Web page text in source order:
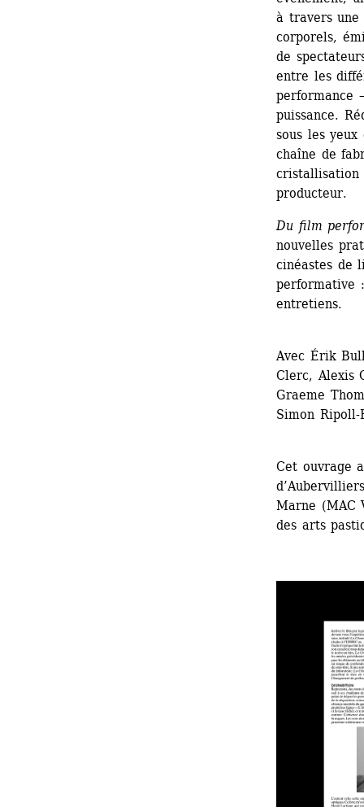
à travers une
corporels,
de
entre les
performance
puissance.
sous les yeux
chaîne de
cristallisation
producteur.
Du film
nouvelles
cinéastes de
performative
entretiens.
Avec Érik
Clerc, Alexis
Graeme
Simon
Cet ouvrage
Marne (MAC
des arts